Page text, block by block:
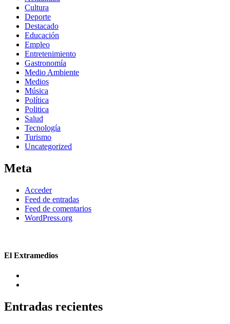
Cultura
Deporte
Destacado
Educación
Empleo
Entretenimiento
Gastronomía
Medio Ambiente
Medios
Música
Política
Politica
Salud
Tecnología
Turismo
Uncategorized
Meta
Acceder
Feed de entradas
Feed de comentarios
WordPress.org
El Extramedios
Entradas recientes